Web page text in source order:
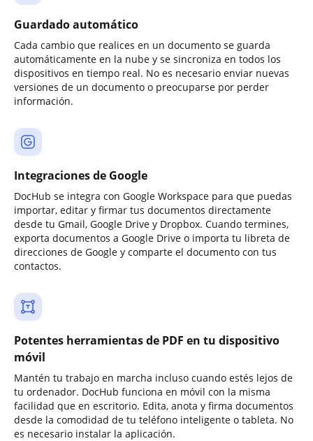
Guardado automático
Cada cambio que realices en un documento se guarda
automáticamente en la nube y se sincroniza en todos los
dispositivos en tiempo real. No es necesario enviar nuevas
versiones de un documento o preocuparse por perder
información.
Integraciones de Google
DocHub se integra con Google Workspace para que puedas
importar, editar y firmar tus documentos directamente
desde tu Gmail, Google Drive y Dropbox. Cuando termines,
exporta documentos a Google Drive o importa tu libreta de
direcciones de Google y comparte el documento con tus
contactos.
Potentes herramientas de PDF en tu dispositivo
móvil
Mantén tu trabajo en marcha incluso cuando estés lejos de
tu ordenador. DocHub funciona en móvil con la misma
facilidad que en escritorio. Edita, anota y firma documentos
desde la comodidad de tu teléfono inteligente o tableta. No
es necesario instalar la aplicación.